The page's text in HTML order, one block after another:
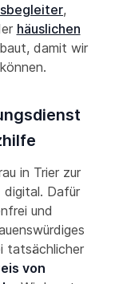
,
häuslichen
damit wir
in Trier zur
digital. Dafür
und
tatsächlicher
von